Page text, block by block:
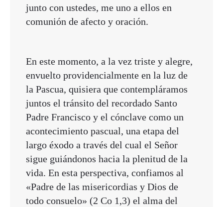
junto con ustedes, me uno a ellos en
comunión de afecto y oración.
En este momento, a la vez triste y alegre,
envuelto providencialmente en la luz de
la Pascua, quisiera que contempláramos
juntos el tránsito del recordado Santo
Padre Francisco y el cónclave como un
acontecimiento pascual, una etapa del
largo éxodo a través del cual el Señor
sigue guiándonos hacia la plenitud de la
vida. En esta perspectiva, confiamos al
«Padre de las misericordias y Dios de
todo consuelo» (2 Co 1,3) el alma del